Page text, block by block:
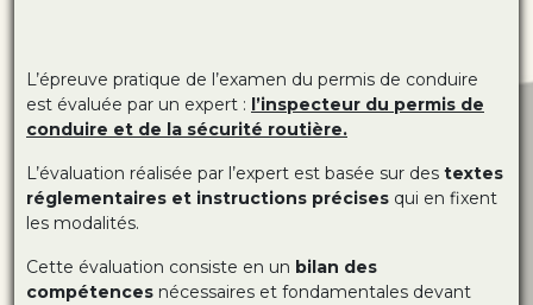
L’épreuve pratique de l’examen du permis de conduire
est évaluée par un expert : l’inspecteur du permis de
conduire et de la sécurité routière.
L’évaluation réalisée par l’expert est basée sur des textes
réglementaires et instructions précises qui en fixent
les modalités.
Cette évaluation consiste en un bilan des
compétences nécessaires et fondamentales devant